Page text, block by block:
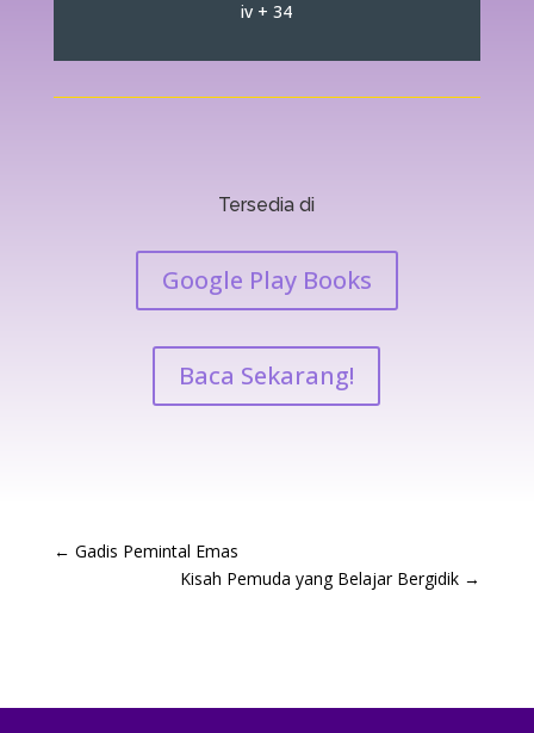
iv + 34
Tersedia di
Google Play Books
Baca Sekarang!
← Gadis Pemintal Emas
Kisah Pemuda yang Belajar Bergidik →